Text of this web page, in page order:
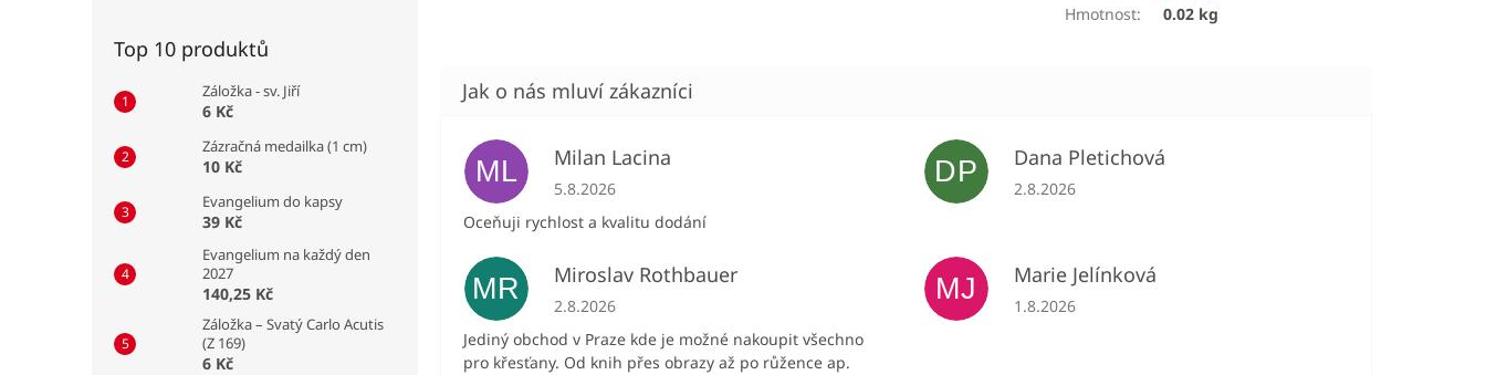
Top 10 produktů
Záložka - sv. Jiří
6 Kč
Zázračná medailka (1 cm)
10 Kč
Evangelium do kapsy
39 Kč
Evangelium na každý den
2027
140,25 Kč
Záložka – Svatý Carlo Acutis
(Z 169)
6 Kč
Hmotnost: 0.02 kg
ML Milan Lacina
Hodnocení obchodu je 5 z 5 hvězdiček.
5.8.2026
Oceňuji rychlost a kvalitu dodání
DP Dana Pletichová
Hodnocení obchodu je 5 z 5 hvězdiček.
2.8.2026
MR Miroslav Rothbauer
Hodnocení obchodu je 5 z 5 hvězdiček.
2.8.2026
Jediný obchod v Praze kde je možné nakoupit všechno
pro křesťany. Od knih přes obrazy až po růžence ap.
MJ Marie Jelínková
Hodnocení obchodu je 5 z 5 hvězdiček.
1.8.2026